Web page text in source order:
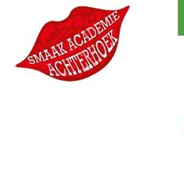
Ga naar de inhoud
Hoofdnavigatie